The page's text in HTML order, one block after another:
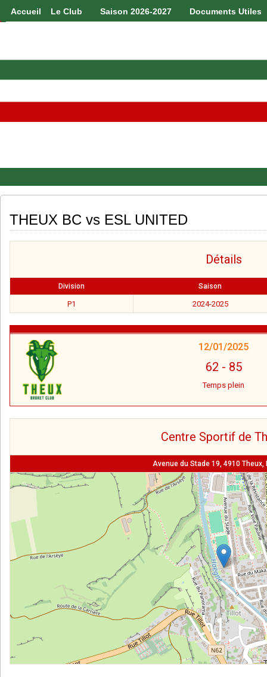
Accueil Le Club Saison 2026-2027 Documents Utiles
THEUX BC vs ESL UNITED
Détails
Division Saison
P1 2024-2025
12/01/2025
62 - 85
Temps plein
Centre Sportif de
Avenue du Stade 19, 4910 Theux,